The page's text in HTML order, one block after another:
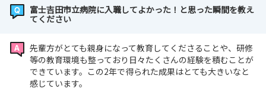
富士吉田市立病院に入職してよかった！と思った瞬間を教え
てください
先輩方がとても親身になって教育してくださることや、研修
等の教育環境も整っており日々たくさんの経験を積むことが
できています。この2年で得られた成果はとても大きいなと
感じています。